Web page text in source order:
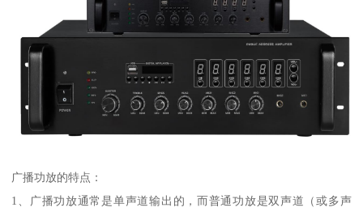
广播功放的特点：
1、广播功放通常是单声道输出的，而普通功放是双声道（或多声